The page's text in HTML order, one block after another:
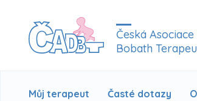
Česká
Bobath
Můj terapeut Časté dotazy